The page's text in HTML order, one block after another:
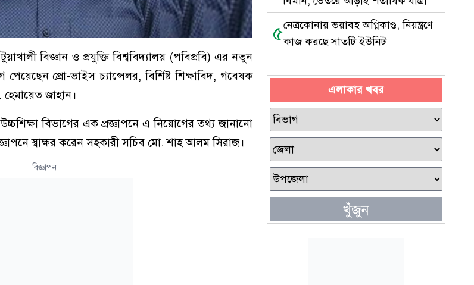
পটুয়াখালী বিজ্ঞান ও প্রযুক্তি বিশ্ববিদ্যালয় (পবিপ্রবি) এর নতুন
প্রো-ভাইস চ্যান্সেলর, বিশিষ্ট শিক্ষাবিদ, গবেষক
জাহান।
বিভাগের এক প্রজ্ঞাপনে এ নিয়োগের তথ্য জানানো
স্বাক্ষর করেন সহকারী সচিব মো. শাহ আলম সিরাজ।
বিজ্ঞাপন
৫নেত্রকোনায় ভয়াবহ অগ্নিকাণ্ড, নিয়ন্ত্রণে
কাজ করছে সাতটি ইউনিট
এলাকার খবর
খুঁজুন